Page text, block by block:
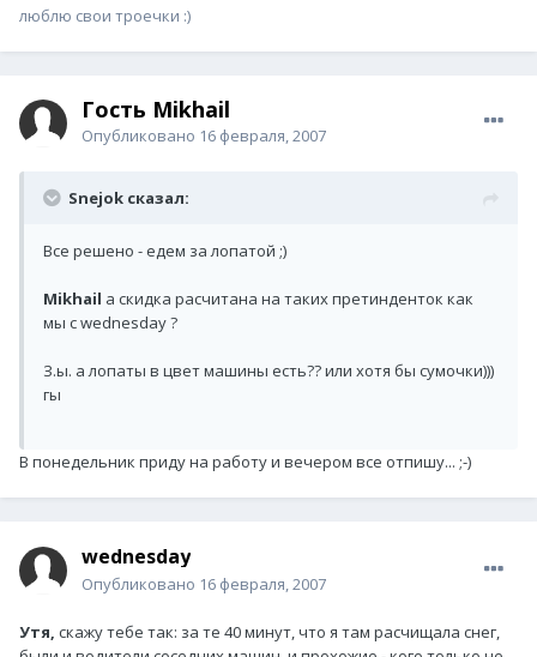
люблю свои троечки :)
Гость Mikhail
Опубликовано 16 февраля, 2007
Snejok сказал:
Все решено - едем за лопатой ;)
Mikhail а скидка расчитана на таких претинденток как
мы с wednesday ?
З.ы. а лопаты в цвет машины есть?? или хотя бы сумочки)))
гы
В понедельник приду на работу и вечером все отпишу... ;-)
wednesday
Опубликовано 16 февраля, 2007
Утя, скажу тебе так: за те 40 минут, что я там расчищала снег,